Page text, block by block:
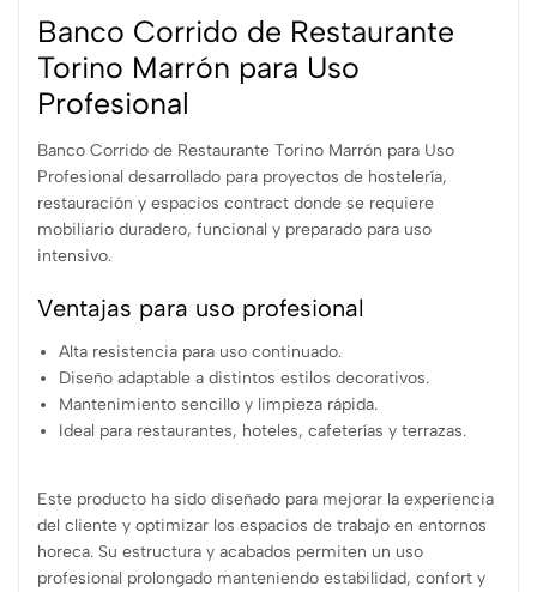
Banco Corrido de Restaurante
Torino Marrón para Uso
Profesional
Banco Corrido de Restaurante Torino Marrón para Uso
Profesional desarrollado para proyectos de hostelería,
restauración y espacios contract donde se requiere
mobiliario duradero, funcional y preparado para uso
intensivo.
Ventajas para uso profesional
Alta resistencia para uso continuado.
Diseño adaptable a distintos estilos decorativos.
Mantenimiento sencillo y limpieza rápida.
Ideal para restaurantes, hoteles, cafeterías y terrazas.
Este producto ha sido diseñado para mejorar la experiencia
del cliente y optimizar los espacios de trabajo en entornos
horeca. Su estructura y acabados permiten un uso
profesional prolongado manteniendo estabilidad, confort y